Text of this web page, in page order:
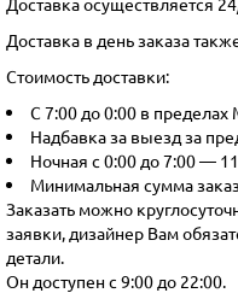
Доставка в день заказа
Стоимость доставки:
С 7:00 до 0:00 в
Надбавка за выезд за
Ночная с 0:00 до 7:00 —
Минимальная сумма
Заказать можно
заявки, дизайнер Вам
детали.
Он доступен с 9:00 до 22:00.